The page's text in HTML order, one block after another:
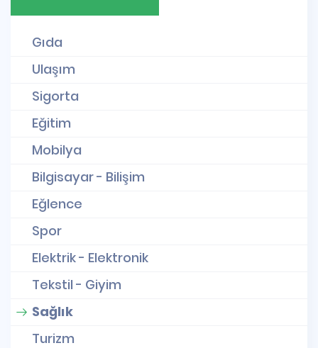
Gıda
Ulaşım
Sigorta
Eğitim
Mobilya
Bilgisayar - Bilişim
Eğlence
Spor
Elektrik - Elektronik
Tekstil - Giyim
Sağlık
Turizm